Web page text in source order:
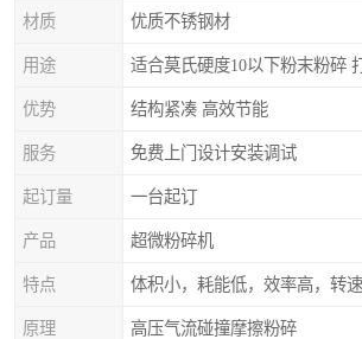
材质 优质不锈钢材
用途 适合莫氏硬度10以下粉末粉碎
优势 结构紧凑 高效节能
服务 免费上门设计安装调试
起订量 一台起订
产品 超微粉碎机
特点
原理 高压气流碰撞摩擦粉碎